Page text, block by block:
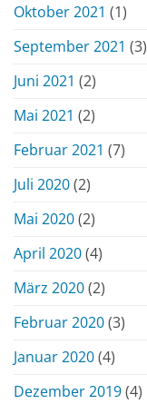
Oktober 2021 (1)
September 2021 (3)
Juni 2021 (2)
Mai 2021 (2)
Februar 2021 (7)
Juli 2020(2)
Mai 2020(2)
April 2020(4)
März 2020(2)
Februar 2020(3)
Januar 2020(4)
Dezember 2019(4)